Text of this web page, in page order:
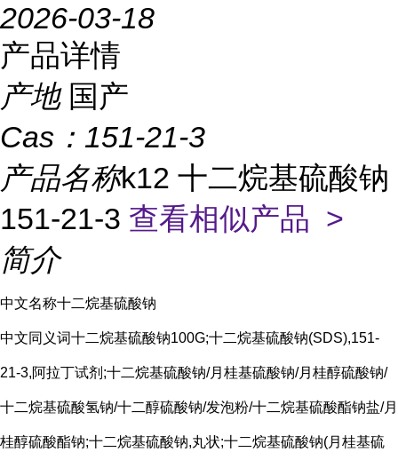
2026-03-18
产品详情
产地 国产
Cas： 151-21-3
产品名称k12 十二烷基硫酸钠
151-21-3 查看相似产品 >
简介
中文名称十二烷基硫酸钠
中文同义词十二烷基硫酸钠100G;十二烷基硫酸钠(SDS),151-
21-3,阿拉丁试剂;十二烷基硫酸钠/月桂基硫酸钠/月桂醇硫酸钠/
十二烷基硫酸氢钠/十二醇硫酸钠/发泡粉/十二烷基硫酸酯钠盐/月
桂醇硫酸酯钠;十二烷基硫酸钠,丸状;十二烷基硫酸钠(月桂基硫